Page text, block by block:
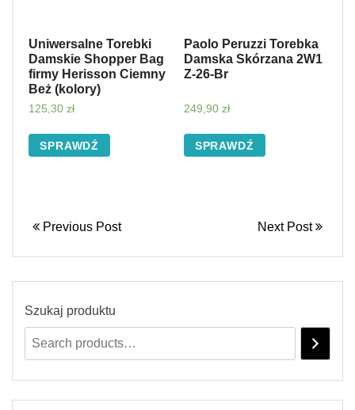
Uniwersalne Torebki
Damskie Shopper Bag
firmy Herisson Ciemny
Beż (kolory)
125,30 zł
SPRAWDŹ
Paolo Peruzzi Torebka
Damska Skórzana 2W1
Z-26-Br
249,90 zł
SPRAWDŹ
Previous Post Next Post
Szukaj produktu